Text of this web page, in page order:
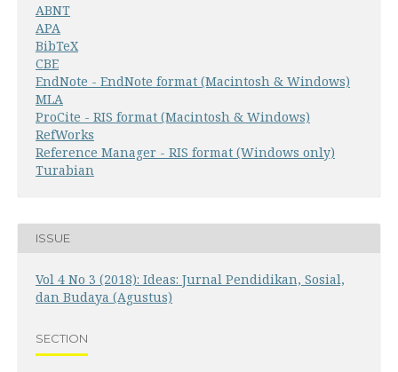
ABNT
APA
BibTeX
CBE
EndNote - EndNote format (Macintosh & Windows)
MLA
ProCite - RIS format (Macintosh & Windows)
RefWorks
Reference Manager - RIS format (Windows only)
Turabian
ISSUE
Vol 4 No 3 (2018): Ideas: Jurnal Pendidikan, Sosial,
dan Budaya (Agustus)
SECTION